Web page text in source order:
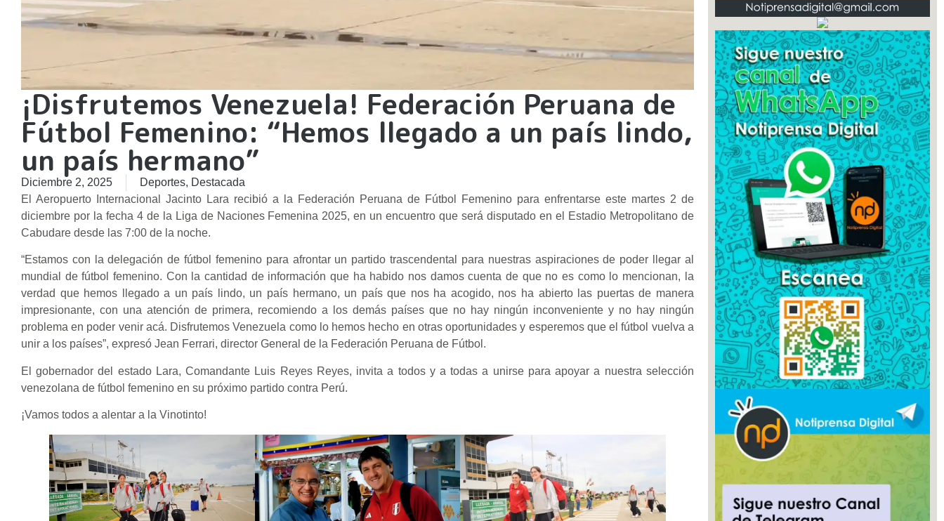
¡Disfrutemos Venezuela! Federación Peruana de
Fútbol Femenino: “Hemos llegado a un país lindo,
un país hermano”
Diciembre 2, 2025 Deportes, Destacada
El Aeropuerto Internacional Jacinto Lara recibió a la Federación Peruana de Fútbol Femenino para enfrentarse este martes 2 de
diciembre por la fecha 4 de la Liga de Naciones Femenina 2025, en un encuentro que será disputado en el Estadio Metropolitano de
Cabudare desde las 7:00 de la noche.
“Estamos con la delegación de fútbol femenino para afrontar un partido trascendental para nuestras aspiraciones de poder llegar al
mundial de fútbol femenino. Con la cantidad de información que ha habido nos damos cuenta de que no es como lo mencionan, la
verdad que hemos llegado a un país lindo, un país hermano, un país que nos ha acogido, nos ha abierto las puertas de manera
impresionante, con una atención de primera, recomiendo a los demás países que no hay ningún inconveniente y no hay ningún
problema en poder venir acá. Disfrutemos Venezuela como lo hemos hecho en otras oportunidades y esperemos que el fútbol vuelva a
unir a los países”, expresó Jean Ferrari, director General de la Federación Peruana de Fútbol.
El gobernador del estado Lara, Comandante Luis Reyes Reyes, invita a todos y a todas a unirse para apoyar a nuestra selección
venezolana de fútbol femenino en su próximo partido contra Perú.
¡Vamos todos a alentar a la Vinotinto!